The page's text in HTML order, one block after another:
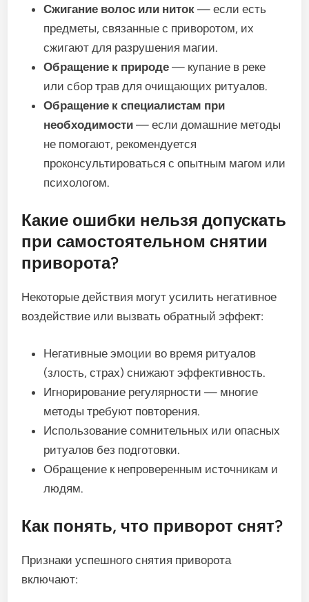
Сжигание волос или ниток — если есть
предметы, связанные с приворотом, их
сжигают для разрушения магии.
Обращение к природе — купание в реке
или сбор трав для очищающих ритуалов.
Обращение к специалистам при
необходимости — если домашние методы
не помогают, рекомендуется
проконсультироваться с опытным магом или
психологом.
Какие ошибки нельзя допускать
при самостоятельном снятии
приворота?
Некоторые действия могут усилить негативное
воздействие или вызвать обратный эффект:
Негативные эмоции во время ритуалов
(злость, страх) снижают эффективность.
Игнорирование регулярности — многие
методы требуют повторения.
Использование сомнительных или опасных
ритуалов без подготовки.
Обращение к непроверенным источникам и
людям.
Как понять, что приворот снят?
Признаки успешного снятия приворота
включают: